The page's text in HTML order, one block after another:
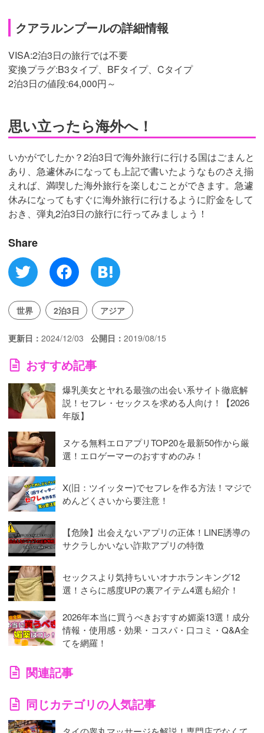
クアラルンプールの詳細情報
VISA:2泊3日の旅行では不要
変換プラグ:B3タイプ、BFタイプ、Cタイプ
2泊3日の値段:64,000円～
思い立ったら海外へ！
いかがでしたか？2泊3日で海外旅行に行ける国はごまんと
あり、急遽休みになっても上記で書いたようなものさえ揃
えれば、満喫した海外旅行を楽しむことができます。急遽
休みになってもすぐに海外旅行に行けるように貯金をして
おき、弾丸2泊3日の旅行に行ってみましょう！
Share
世界 2泊3日 アジア
更新日 2024/12/03 公開日 2019/08/15
おすすめ記事
爆乳美女とヤれる最強の出会い系サイト徹底解
説！セフレ・セックスを求める人向け！【2026
年版】
ヌケる無料エロアプリTOP20を最新50作から厳
選！エロゲーマーのおすすめのみ！
X(旧：ツイッター)でセフレを作る方法！マジで
めんどくさいから要注意！
【危険】出会えないアプリの正体！LINE誘導の
サクラしかいない詐欺アプリの特徴
セックスより気持ちいいオナホランキング12
選！さらに感度UPの裏アイテム4選も紹介！
2026年本当に買うべきおすすめ媚薬13選！成分
情報・使用感・効果・コスパ・口コミ・Q&A全
てを網羅！
関連記事
同じカテゴリの人気記事